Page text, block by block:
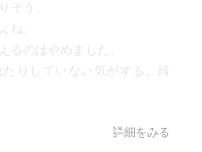
そう。
ね。
るのはやめました。
りしていない気がする。綺
詳細をみる